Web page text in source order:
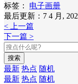
标签：
电子画册
最后更新：7 4 月,
< 上一篇
下一篇 >
搜索
最新 热点 随机
最新 热点 随机